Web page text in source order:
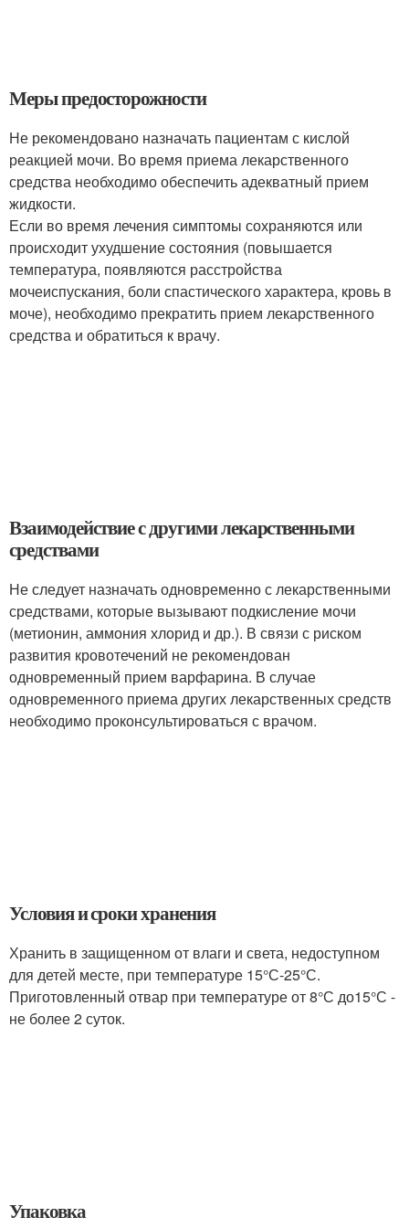
Меры предосторожности
Не рекомендовано назначать пациентам с кислой
реакцией мочи. Во время приема лекарственного
средства необходимо обеспечить адекватный прием
жидкости.
Если во время лечения симптомы сохраняются или
происходит ухудшение состояния (повышается
температура, появляются расстройства
мочеиспускания, боли спастического характера, кровь в
моче), необходимо прекратить прием лекарственного
средства и обратиться к врачу.
Взаимодействие с другими лекарственными
средствами
Не следует назначать одновременно с лекарственными
средствами, которые вызывают подкисление мочи
(метионин, аммония хлорид и др.). В связи с риском
развития кровотечений не рекомендован
одновременный прием варфарина. В случае
одновременного приема других лекарственных средств
необходимо проконсультироваться с врачом.
Условия и сроки хранения
Хранить в защищенном от влаги и света, недоступном
для детей месте, при температуре 15°С-25°С.
Приготовленный отвар при температуре от 8°С до15°С -
не более 2 суток.
Упаковка